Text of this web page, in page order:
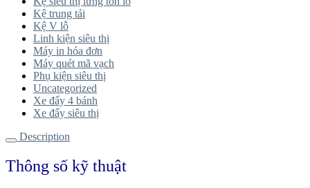
Kệ trung tải
Kệ V lỗ
Linh kiện siêu thị
Máy in hóa đơn
Máy quét mã vạch
Phụ kiện siêu thị
Uncategorized
Xe đẩy 4 bánh
Xe đẩy siêu thị
Description
Thông số kỹ thuật